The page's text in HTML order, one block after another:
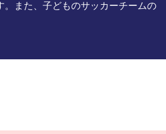
。また、子どものサッカーチームの